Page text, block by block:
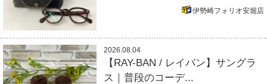
伊勢崎フォリオ安堀店
2026.08.04
【RAY-BAN / レイバン】サングラ
ス｜普段のコーデ...